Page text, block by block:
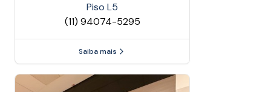
Piso L5
(11) 94074-5295
Saiba mais